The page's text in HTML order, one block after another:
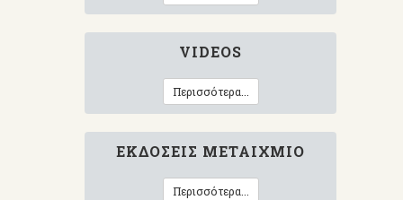
VIDEOS
Περισσότερα...
ΕΚΔΌΣΕΙΣ ΜΕΤΑΊΧΜΙΟ
Περισσότερα...